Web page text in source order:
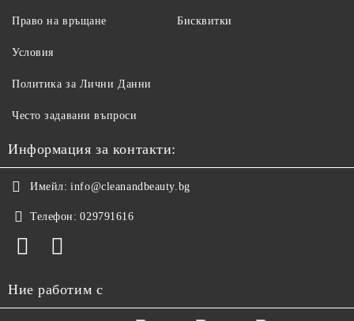
Право на връщане
Условия
Политика за Лични Данни
Често задавани въпроси
Бисквитки
Информация за контакти:
Имейл: info@cleanandbeauty.bg
Телефон: 029791616
Ние работим с